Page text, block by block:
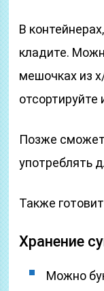
В
кладите.
мешочках из
отсортируйте
Позже
употреблять
Также
Хранение
Можно